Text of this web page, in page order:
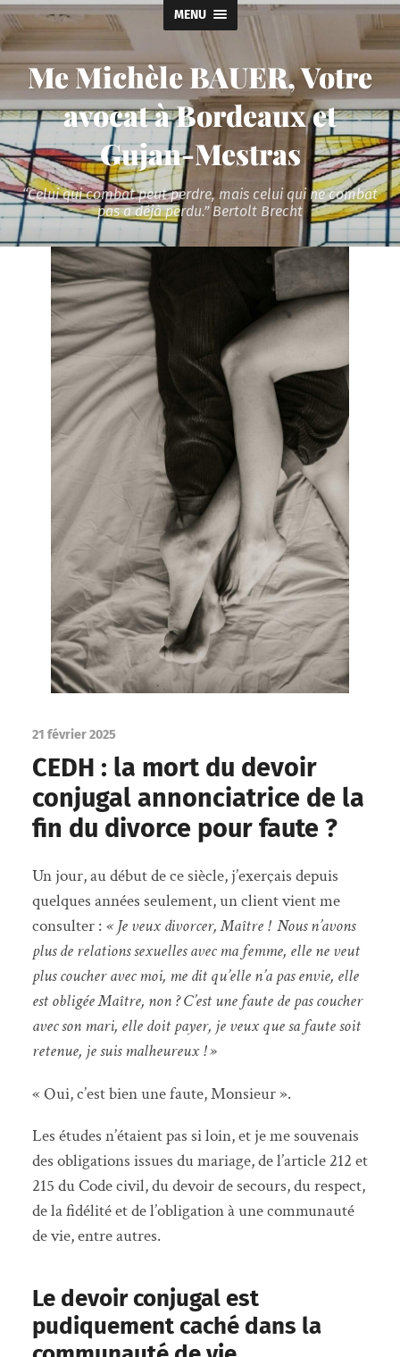
MENU
Me Michèle BAUER, Votre
avocat à Bordeaux et
Gujan-Mestras
“Celui qui combat peut perdre, mais celui qui ne combat
pas a déjà perdu.” Bertolt Brecht
21 février 2025
CEDH : la mort du devoir
conjugal annonciatrice de la
fin du divorce pour faute ?
Un jour, au début de ce siècle, j’exerçais depuis
quelques années seulement, un client vient me
consulter : « Je veux divorcer, Maître ! Nous n’avons
plus de relations sexuelles avec ma femme, elle ne veut
plus coucher avec moi, me dit qu’elle n’a pas envie, elle
est obligée Maître, non ? C’est une faute de pas coucher
avec son mari, elle doit payer, je veux que sa faute soit
retenue, je suis malheureux ! »
« Oui, c’est bien une faute, Monsieur ».
Les études n’étaient pas si loin, et je me souvenais
des obligations issues du mariage, de l’article 212 et
215 du Code civil, du devoir de secours, du respect,
de la fidélité et de l’obligation à une communauté
de vie, entre autres.
Le devoir conjugal est
pudiquement caché dans la